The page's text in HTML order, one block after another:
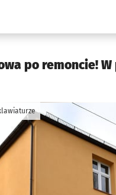
Dla mieszkańca
po remoncie!